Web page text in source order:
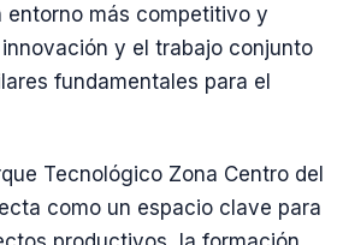
entorno más competitivo y
y el trabajo conjunto
fundamentales para el
Tecnológico Zona Centro del
como un espacio clave para